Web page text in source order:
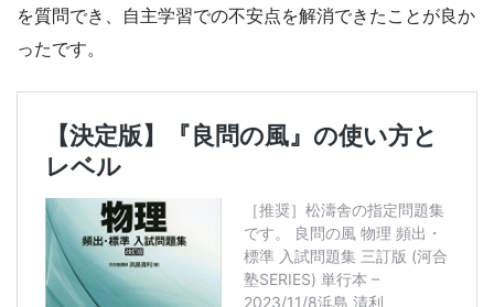
を質問でき、自主学習での不安点を解消できたことが良か
ったです。